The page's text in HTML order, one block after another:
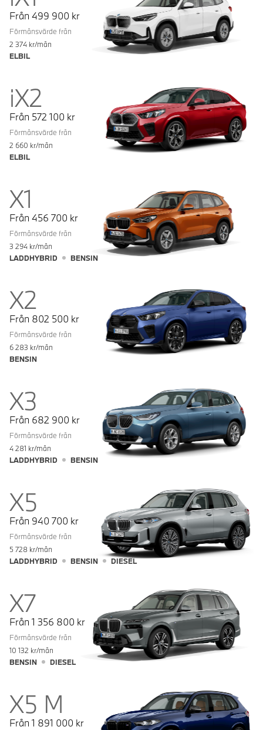
Från 499 900 kr
Förmånsvärde från
2 374 kr/mån
ELBIL
iX2
Från 572 100 kr
Förmånsvärde från
2 660 kr/mån
ELBIL
X1
Från 456 700 kr
Förmånsvärde från
3 294 kr/mån
LADDHYBRID
BENSIN
X2
Från 802 500 kr
Förmånsvärde från
6 283 kr/mån
BENSIN
X3
Från 682 900 kr
Förmånsvärde från
4 281 kr/mån
LADDHYBRID
BENSIN
X5
Från 940 700 kr
Förmånsvärde från
5 728 kr/mån
LADDHYBRID
BENSIN DIESEL
X7
Från 1 356 800 kr
Förmånsvärde från
10 132 kr/mån
BENSIN
DIESEL
X5 M
Från 1 891 000 kr